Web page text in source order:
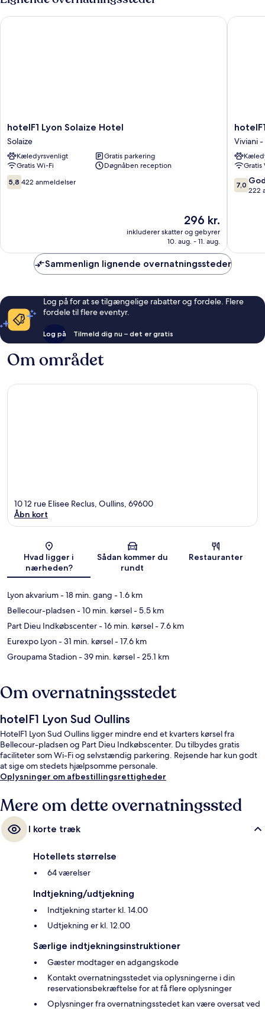
(Break
Room)
enkeltsenge
mezzanin
hotelF1
Lyon
Solaize
Hotel
Solaize
hotelF1 Lyon Solaize Hotel
Solaize
Kæledyrsvenligt
Gratis parkering
Gratis Wi-Fi
Døgnåben reception
5.8
ud
5,8 422 anmeldelser
Prisen
296 kr.
296 kr.
inkluderer skatter og gebyrer
10. aug. - 11. aug.
hotelF1 Lyon Solaize Hotel
hotelF1
Lyon
Gerland
Viviani
-
Viviani
Gratis
7.0
ud
7,0
222
hotelF1
Sammenlign lignende overnatningssteder
Log på for at se tilgængelige rabatter og fordele. Flere
fordele til flere eventyr.
Log på Tilmeld dig nu – det er gratis
Om området
Kort
10 12 rue Elisee Reclus, Oullins, 69600
Åbn kort
Hvad ligger i
nærheden?
Sådan kommer du
rundt
Restauranter
Lyon akvarium- 18 min. gang - 1.6 km
Bellecour-pladsen- 10 min. kørsel- 5.5 km
Part Dieu Indkøbscenter- 16 min. kørsel- 7.6 km
Eurexpo Lyon- 31 min. kørsel- 17.6 km
Groupama Stadion- 39 min. kørsel- 25.1 km
Om overnatningsstedet
hotelF1 Lyon Sud Oullins
HotelF1 Lyon Sud Oullins ligger mindre end et kvarters kørsel fra
Bellecour-pladsen og Part Dieu Indkøbscenter. Du tilbydes gratis
faciliteter som Wi-Fi og selvstændig parkering. Rejsende har kun godt
at sige om stedets hjælpsomme personale.
Oplysninger om afbestillingsrettigheder
Mere om dette overnatningssted
I korte træk
Hotellets størrelse
64 værelser
Indtjekning/udtjekning
Indtjekning starter kl. 14.00
Udtjekning er kl. 12.00
Særlige indtjekningsinstruktioner
Gæster modtager en adgangskode
Kontakt overnatningsstedet via oplysningerne i din
reservationsbekræftelse for at få flere oplysninger
Oplysninger fra overnatningsstedet kan være oversat ved